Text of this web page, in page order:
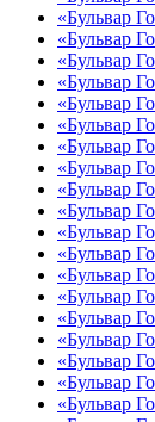
«Бульвар
«Бульвар
«Бульвар
«Бульвар
«Бульвар
«Бульвар
«Бульвар
«Бульвар
«Бульвар
«Бульвар
«Бульвар
«Бульвар
«Бульвар
«Бульвар
«Бульвар
«Бульвар
«Бульвар
«Бульвар
«Бульвар